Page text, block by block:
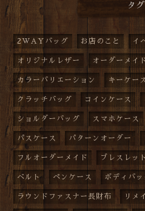
タグ
2WAYバッグ お店のこと イ
オリジナルレザー オーダーメイ
カラーバリエーション キーケース
クラッチバッグ コインケース
ショルダーバッグ スマホケース
パスケース パターンオーダー
フルオーダーメイド ブレスレッ
ベルト ペンケース ボディバッ
ラウンドファスナー長財布 リメ